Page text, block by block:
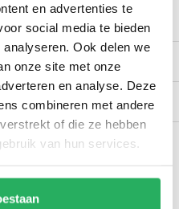
en advertenties te
social media te bieden
Ook delen we
onze site met onze
en analyse. Deze
combineren met andere
of die ze hebben
van hun services.